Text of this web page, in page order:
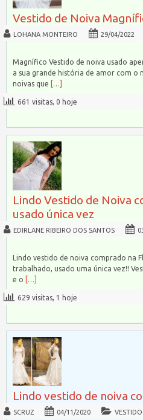
Vestido de Noiva
LOHANA MONTEIRO 29/04/2022
Magnífico Vestido de noiva usado
a sua grande história de amor com o
noivas que
[…]
661 visitas, 0 hoje
Lindo Vestido de Noiva
usado única vez
EDIRLANE RIBEIRO DOS SANTOS
Lindo vestido de noiva comprado na
trabalhado, usado uma única vez!!
e o
[…]
629 visitas, 1 hoje
Lindo vestido de noiva
SCRUZ 04/11/2020